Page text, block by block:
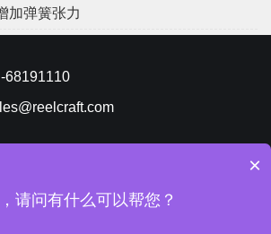
加弹簧张力
68191110
锐技卷轴（常州）有限公司 版权所有
×
请问有什么可以帮您？